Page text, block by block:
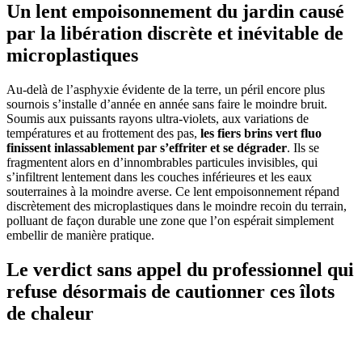
Un lent empoisonnement du jardin causé
par la libération discrète et inévitable de
microplastiques
Au-delà de l’asphyxie évidente de la terre, un péril encore plus
sournois s’installe d’année en année sans faire le moindre bruit.
Soumis aux puissants rayons ultra-violets, aux variations de
températures et au frottement des pas, les fiers brins vert fluo
finissent inlassablement par s’effriter et se dégrader. Ils se
fragmentent alors en d’innombrables particules invisibles, qui
s’infiltrent lentement dans les couches inférieures et les eaux
souterraines à la moindre averse. Ce lent empoisonnement répand
discrètement des microplastiques dans le moindre recoin du terrain,
polluant de façon durable une zone que l’on espérait simplement
embellir de manière pratique.
Le verdict sans appel du professionnel qui
refuse désormais de cautionner ces îlots
de chaleur